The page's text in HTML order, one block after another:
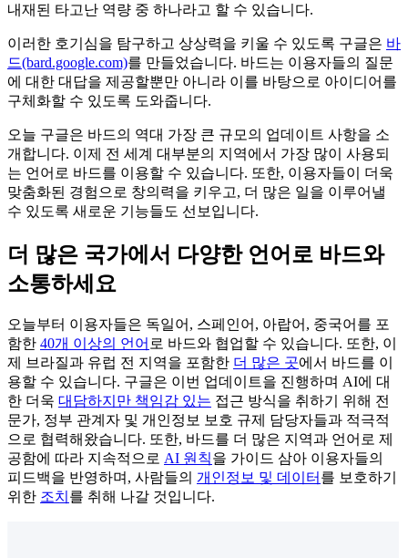
내재된 타고난 역량 중 하나라고 할 수 있습니다.
이러한 호기심을 탐구하고 상상력을 키울 수 있도록 구글은 바
드(bard.google.com)를 만들었습니다. 바드는 이용자들의 질문
에 대한 대답을 제공할뿐만 아니라 이를 바탕으로 아이디어를
구체화할 수 있도록 도와줍니다.
오늘 구글은 바드의 역대 가장 큰 규모의 업데이트 사항을 소
개합니다. 이제 전 세계 대부분의 지역에서 가장 많이 사용되
는 언어로 바드를 이용할 수 있습니다. 또한, 이용자들이 더욱
맞춤화된 경험으로 창의력을 키우고, 더 많은 일을 이루어낼
수 있도록 새로운 기능들도 선보입니다.
더 많은 국가에서 다양한 언어로 바드와
소통하세요
오늘부터 이용자들은 독일어, 스페인어, 아랍어, 중국어를 포
함한 40개 이상의 언어 로 바드와 협업할 수 있습니다. 또한, 이
제 브라질과 유럽 전 지역을 포함한 더 많은 곳에서 바드를 이
용할 수 있습니다. 구글은 이번 업데이트을 진행하며 AI에 대
한 더욱 대담하지만 책임감 있는 접근 방식을 취하기 위해 전
문가, 정부 관계자 및 개인정보 보호 규제 담당자들과 적극적
으로 협력해왔습니다. 또한, 바드를 더 많은 지역과 언어로 제
공함에 따라 지속적으로 AI 원칙을 가이드 삼아 이용자들의
피드백을 반영하며, 사람들의 개인정보 및 데이터 를 보호하기
위한 조치 를 취해 나갈 것입니다.